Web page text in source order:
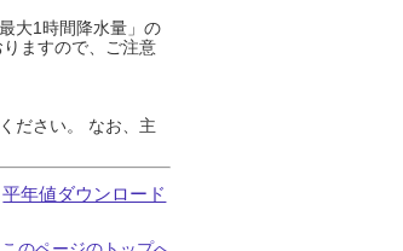
大1時間降水量」の
ますので、ご注意
ださい。 なお、主
平年値ダウンロード